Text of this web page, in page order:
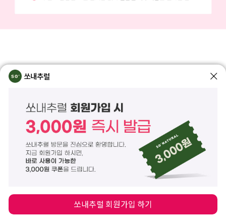
핑크비타민 돌콩오일
블랙커민씨
오일
핑크플라워
콤플렉스
함께하면 좋은 제품 사용 순서
STEP 1 STEP 2
쏘내추럴
쏘내추럴 회원가입 하기